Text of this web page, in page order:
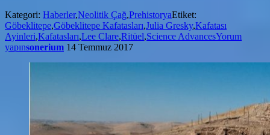
Kemikleri
ve
Oyulmuş
Kafatasları
Kategori: Haberler,Neolitik Çağ,PrehistoryaEtiket:
Göbeklitepe,Göbeklitepe Kafatasları,Julia Gresky,Kafatası
Ayinleri,Kafatasları,Lee Clare,Ritüel,Science AdvancesYorum
yapınsonerium 14 Temmuz 2017